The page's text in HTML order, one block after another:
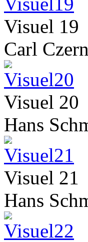
Visuel 19
Carl
Visuel 20
Hans
Visuel 21
Hans